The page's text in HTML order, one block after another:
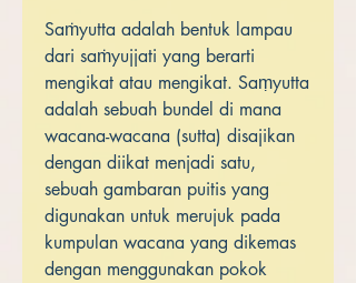
Saṁyutta adalah bentuk lampau
dari saṁyujjati yang berarti
mengikat atau mengikat. Saṃyutta
adalah sebuah bundel di mana
wacana-wacana (sutta) disajikan
dengan diikat menjadi satu,
sebuah gambaran puitis yang
digunakan untuk merujuk pada
kumpulan wacana yang dikemas
dengan menggunakan pokok